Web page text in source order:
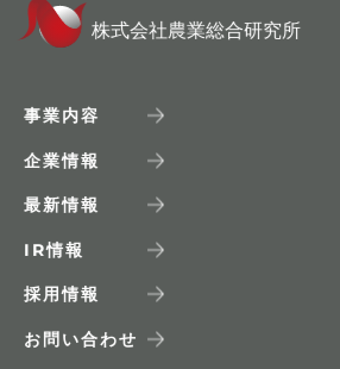
株式会社農業総合研究所
事業内容
企業情報
最新情報
IR情報
採用情報
お問い合わせ